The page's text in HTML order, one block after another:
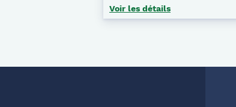
Voir les détails